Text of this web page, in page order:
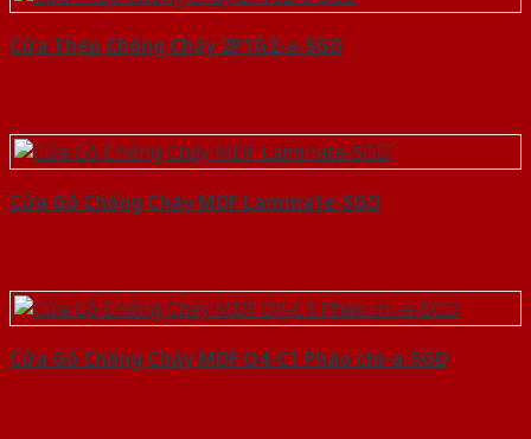
Cửa Thép Chống Cháy 2P1G2-a-SGD
Cửa Gỗ Chống Cháy MDF Laminate-SGD
Cửa Gỗ Chống Cháy MDF O4-C1 Phào chi-a-SGD